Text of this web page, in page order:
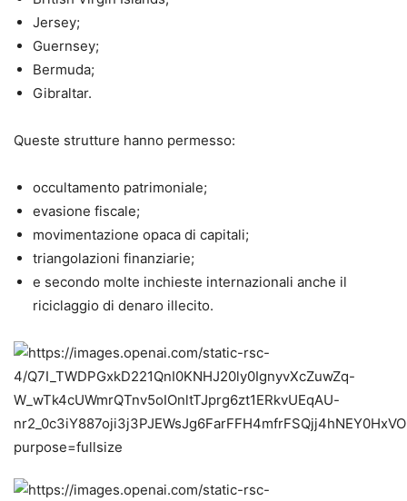
Jersey;
Guernsey;
Bermuda;
Gibraltar.
Queste strutture hanno permesso:
occultamento patrimoniale;
evasione fiscale;
movimentazione opaca di capitali;
triangolazioni finanziarie;
e secondo molte inchieste internazionali anche il
riciclaggio di denaro illecito.